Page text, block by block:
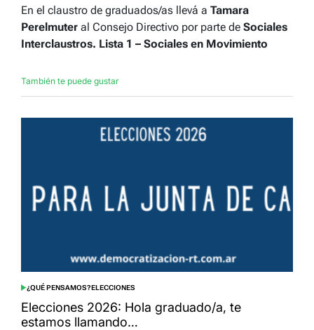
En el claustro de graduados/as llevá a Tamara
Perelmuter al Consejo Directivo por parte de Sociales
Interclaustros. Lista 1 – Sociales en Movimiento
También te puede gustar
POSTED
IN
¿QUÉ PENSAMOS?ELECCIONES
Elecciones 2026: Hola graduado/a, te
estamos llamando…